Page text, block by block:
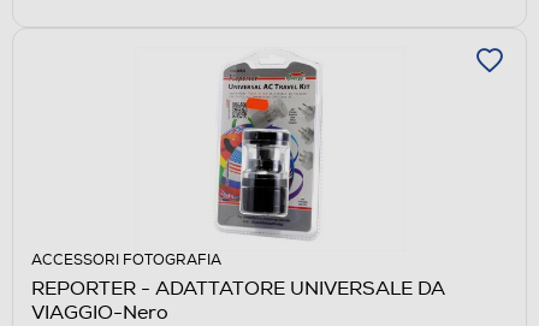
ACCESSORI FOTOGRAFIA
REPORTER - ADATTATORE UNIVERSALE DA
VIAGGIO-Nero